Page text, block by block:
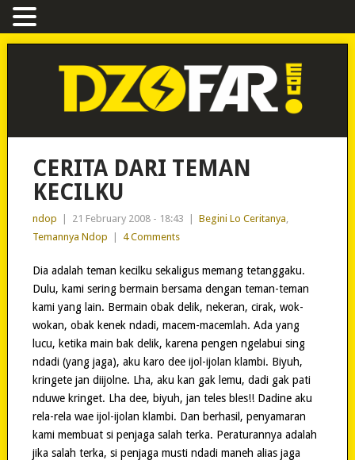
CERITA DARI TEMAN
KECILKU
ndop 21 February 2008 - 18:43 Begini Lo Ceritanya
Temannya Ndop
4 Comments
Dia adalah teman kecilku sekaligus memang tetanggaku.
Dulu, kami sering bermain bersama dengan teman-teman
kami yang lain. Bermain obak delik, nekeran, cirak, wok-
wokan, obak kenek ndadi, macem-macemlah. Ada yang
lucu, ketika main bak delik, karena pengen ngelabui sing
ndadi (yang jaga), aku karo dee ijol-ijolan klambi. Biyuh,
kringete jan diijolne. Lha, aku kan gak lemu, dadi gak pati
nduwe kringet. Lha dee, biyuh, jan teles bles!! Dadine aku
rela-rela wae ijol-ijolan klambi. Dan berhasil, penyamaran
kami membuat si penjaga salah terka. Peraturannya adalah
jika salah terka, si penjaga musti ndadi maneh alias jaga